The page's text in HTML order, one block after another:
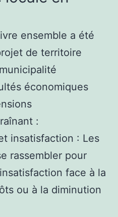
ensemble a été
de territoire
économiques
:
insatisfaction : Les
rassembler pour
face à la
ou à la diminution